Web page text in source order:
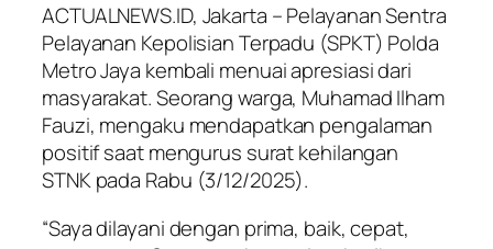
ACTUALNEWS.ID, Jakarta – Pelayanan Sentra
Pelayanan Kepolisian Terpadu (SPKT) Polda
Metro Jaya kembali menuai apresiasi dari
masyarakat. Seorang warga, Muhamad Ilham
Fauzi, mengaku mendapatkan pengalaman
positif saat mengurus surat kehilangan
STNK pada Rabu (3/12/2025).
“Saya dilayani dengan prima, baik, cepat,